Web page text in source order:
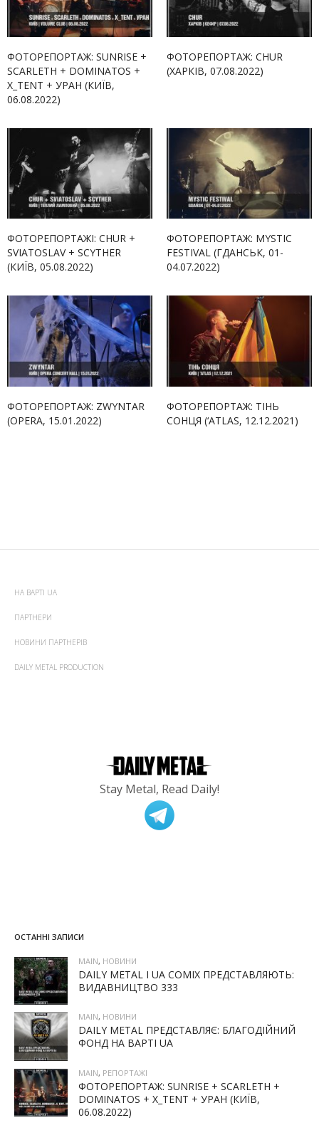
ФОТОРЕПОРТАЖ: SUNRISE +
SCARLETH + DOMINATOS +
X_TENT + УРАН (КИЇВ,
06.08.2022)
ФОТОРЕПОРТАЖ: CHUR
(ХАРКІВ, 07.08.2022)
ФОТОРЕПОРТАЖІ: CHUR +
SVIATOSLAV + SCYTHER
(КИЇВ, 05.08.2022)
ФОТОРЕПОРТАЖ: MYSTIC
FESTIVAL (ГДАНСЬК, 01-
04.07.2022)
ФОТОРЕПОРТАЖ: ZWYNTAR
(OPERA, 15.01.2022)
ФОТОРЕПОРТАЖ: ТІНЬ
СОНЦЯ (‘ATLAS, 12.12.2021)
НА ВАРТІ UA
ПАРТНЕРИ
НОВИНИ ПАРТНЕРІВ
DAILY METAL PRODUCTION
Stay Metal, Read Daily!
ОСТАННІ ЗАПИСИ
MAIN, НОВИНИ
DAILY METAL І UA COMIX ПРЕДСТАВЛЯЮТЬ:
ВИДАВНИЦТВО 333
MAIN, НОВИНИ
DAILY METAL ПРЕДСТАВЛЯЄ: БЛАГОДІЙНИЙ
ФОНД НА ВАРТІ UA
MAIN, РЕПОРТАЖІ
ФОТОРЕПОРТАЖ: SUNRISE + SCARLETH +
DOMINATOS + X_TENT + УРАН (КИЇВ,
06.08.2022)